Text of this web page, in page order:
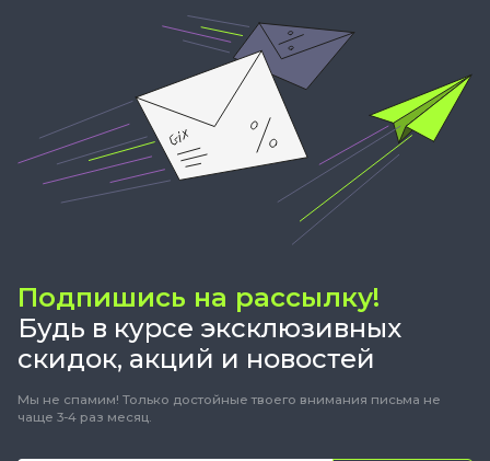
Подпишись на рассылку!
Будь в курсе эксклюзивных
скидок, акций и новостей
Мы не спамим! Только достойные твоего внимания письма не
чаще 3-4 раз месяц.